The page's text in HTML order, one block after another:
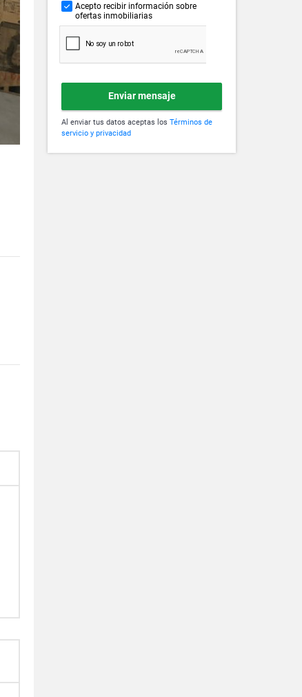
Acepto recibir información sobre
ofertas inmobiliarias
Enviar mensaje
Al enviar tus datos aceptas los Términos de
servicio y privacidad